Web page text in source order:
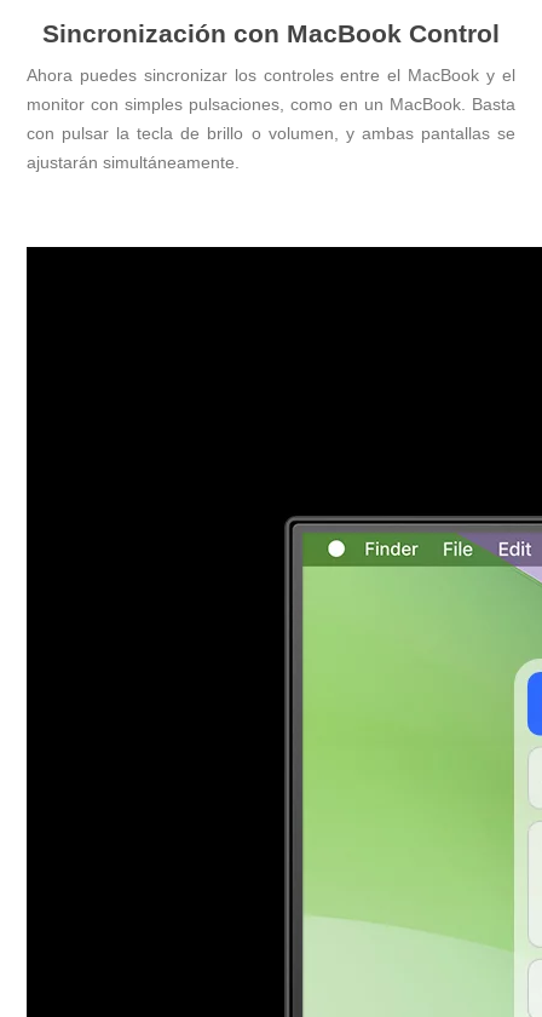
Sincronización con MacBook Control
Ahora puedes sincronizar los controles entre el MacBook y el
monitor con simples pulsaciones, como en un MacBook. Basta
con pulsar la tecla de brillo o volumen, y ambas pantallas se
ajustarán simultáneamente.